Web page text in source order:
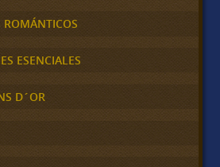
ROMÁNTICOS
ESENCIALES
D´OR